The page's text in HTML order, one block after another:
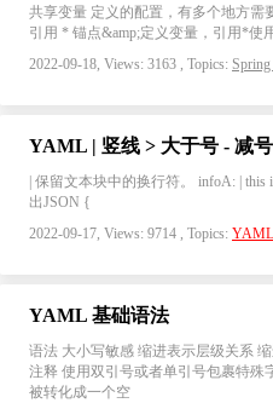
共享变量 定义的配置，有多个地方需
引用 * 锚点&amp;定义变量，引用*使
2022-09-18, Views: 3163 , Topics:
YAML | 竖线 > 大于号 - 减
| 保留文本块中的换行符。 infoA: | this
出JSON {
2022-09-17, Views: 9714 , Topics: YAML
YAML 基础语法
语法 大小写敏感 缩进表示层级关系
注释 使用双引号或者单引号包裹特殊
被转化成一个空